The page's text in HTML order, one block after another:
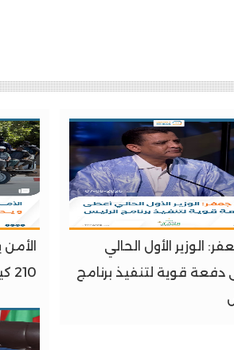
الوزير الأول الحالي
قوية لتنفيذ برنامج
210 كيلوغرامات بنواذيبو